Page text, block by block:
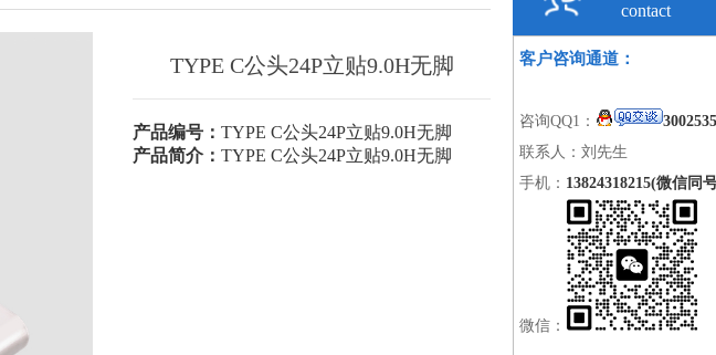
TYPE C公头24P立贴9.0H无脚
产品编号： TYPE C公头24P立贴9.0H无脚
产品简介： TYPE C公头24P立贴9.0H无脚
contact
客户咨询通道：
咨询QQ1：
联系人：刘先生
手机： 13824318215(微信同
微信：